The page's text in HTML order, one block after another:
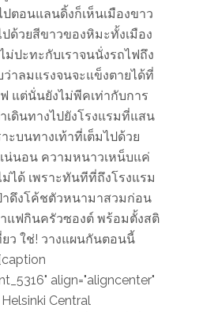
ปตอนแลนดิ้งก็เห็นเมืองขาว
ด้วยสีขาวของหิมะทั้งเมือง
ม่ปะทะกับเราจนนั่งรถไฟถึง
ว่าลมแรงจนจะแข็งตายได้ที่
แต่นั่นยังไม่พีคเท่ากับการ
เดินทางไปยังโรงแรมที่แสน
ะบนทางเท้าที่เต็มไปด้วย
น่นอน ความหนาวเหน็บแค่
ได้ เพราะทันทีที่ถึงโรงแรม
ป๋าดึงโค้ชตัวหนามาสวมก่อน
แฟกินครัวซองต์ พร้อมตั้งสติ
ยว ใช่! วางแผนกันตอนนี้
align="aligncenter"
Central